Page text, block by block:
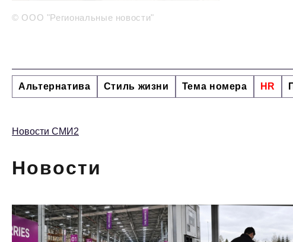
© ООО "Региональные новости"
Альтернатива Стиль жизни Тема номера HR
Новости СМИ2
Новости